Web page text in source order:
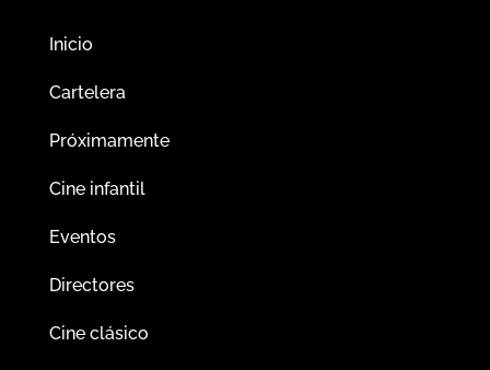
Inicio
Cartelera
Próximamente
Cine infantil
Eventos
Directores
Cine clásico